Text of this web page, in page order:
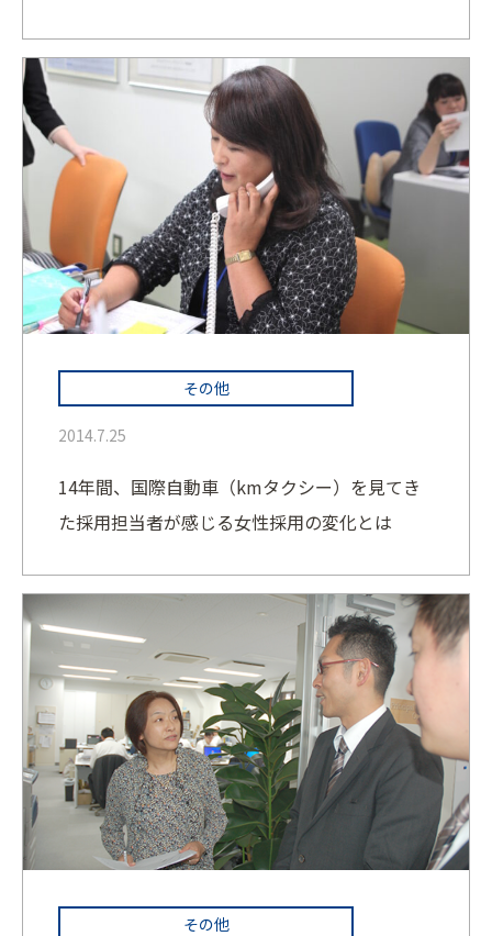
その他
2014.7.25
14年間、国際自動車（kmタクシー）を見てき
た採用担当者が感じる女性採用の変化とは
その他